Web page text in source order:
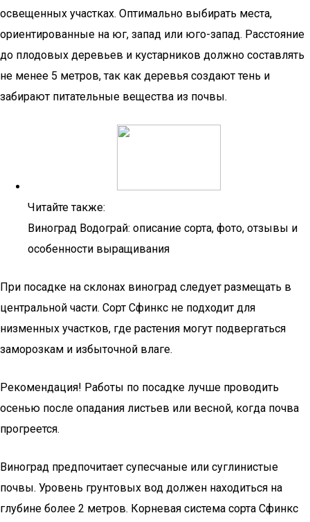
освещенных участках. Оптимально выбирать места,
ориентированные на юг, запад или юго-запад. Расстояние
до плодовых деревьев и кустарников должно составлять
не менее 5 метров, так как деревья создают тень и
забирают питательные вещества из почвы.
Читайте также:
Виноград Водограй: описание сорта, фото, отзывы и
особенности выращивания
При посадке на склонах виноград следует размещать в
центральной части. Сорт Сфинкс не подходит для
низменных участков, где растения могут подвергаться
заморозкам и избыточной влаге.
Рекомендация! Работы по посадке лучше проводить
осенью после опадания листьев или весной, когда почва
прогреется.
Виноград предпочитает супесчаные или суглинистые
почвы. Уровень грунтовых вод должен находиться на
глубине более 2 метров. Корневая система сорта Сфинкс